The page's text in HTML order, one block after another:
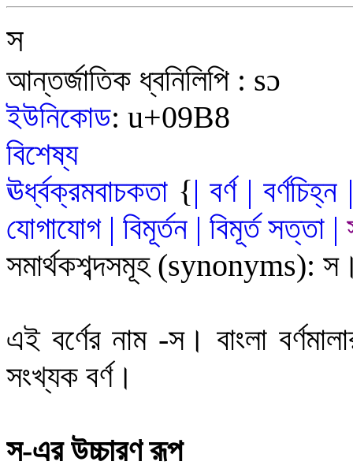
স
আন্তর্জাতিক ধ্বনিলিপি : sɔ
ইউনিকোড: u+09B8
বিশেষ্য
ঊর্ধ্বক্রমবাচকতা {| বর্ণ | বর্ণচিহ্ন |
যোগাযোগ | বিমূর্তন | বিমূর্ত সত্ত |
সমার্থকশব্দসমূহ (synonyms): স
এই বর্ণের নাম -স। বাংলা
সংখ্যক বর্ণ।
স-এর উচ্চারণ রূপ